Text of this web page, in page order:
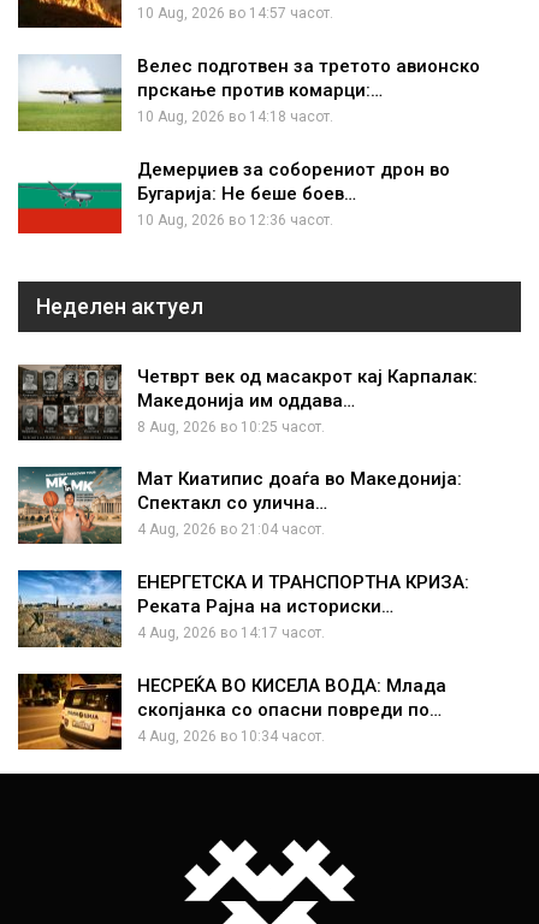
10 Aug, 2026 во 14:57 часот.
Велес подготвен за третото авионско
прскање против комарци:…
10 Aug, 2026 во 14:18 часот.
Демерџиев за соборениот дрон во
Бугарија: Не беше боев…
10 Aug, 2026 во 12:36 часот.
Неделен актуел
Четврт век од масакрот кај Карпалак:
Македонија им оддава…
8 Aug, 2026 во 10:25 часот.
Мат Киатипис доаѓа во Македонија:
Спектакл со улична…
4 Aug, 2026 во 21:04 часот.
ЕНЕРГЕТСКА И ТРАНСПОРТНА КРИЗА:
Реката Рајна на историски…
4 Aug, 2026 во 14:17 часот.
НЕСРЕЌА ВО КИСЕЛА ВОДА: Млада
скопјанка со опасни повреди по…
4 Aug, 2026 во 10:34 часот.